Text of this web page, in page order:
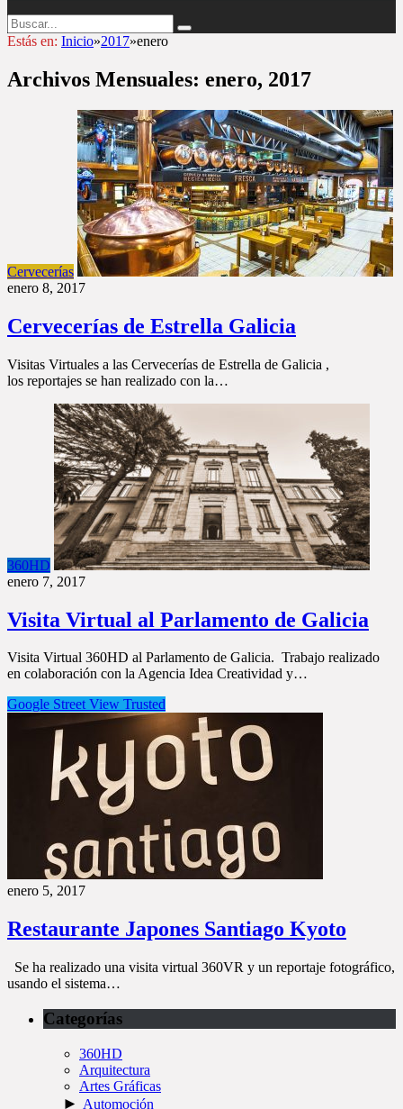
Estás en: Inicio»2017»enero
Archivos Mensuales: enero, 2017
Cervecerías
enero 8, 2017
Cervecerías de Estrella Galicia
Visitas Virtuales a las Cervecerías de Estrella de Galicia ,
los reportajes se han realizado con la…
360HD
enero 7, 2017
Visita Virtual al Parlamento de Galicia
Visita Virtual 360HD al Parlamento de Galicia. Trabajo realizado
en colaboración con la Agencia Idea Creatividad y…
Google Street View Trusted
enero 5, 2017
Restaurante Japones Santiago Kyoto
Se ha realizado una visita virtual 360VR y un reportaje fotográfico,
usando el sistema…
Categorías
360HD
Arquitectura
Artes Gráficas
► Automoción